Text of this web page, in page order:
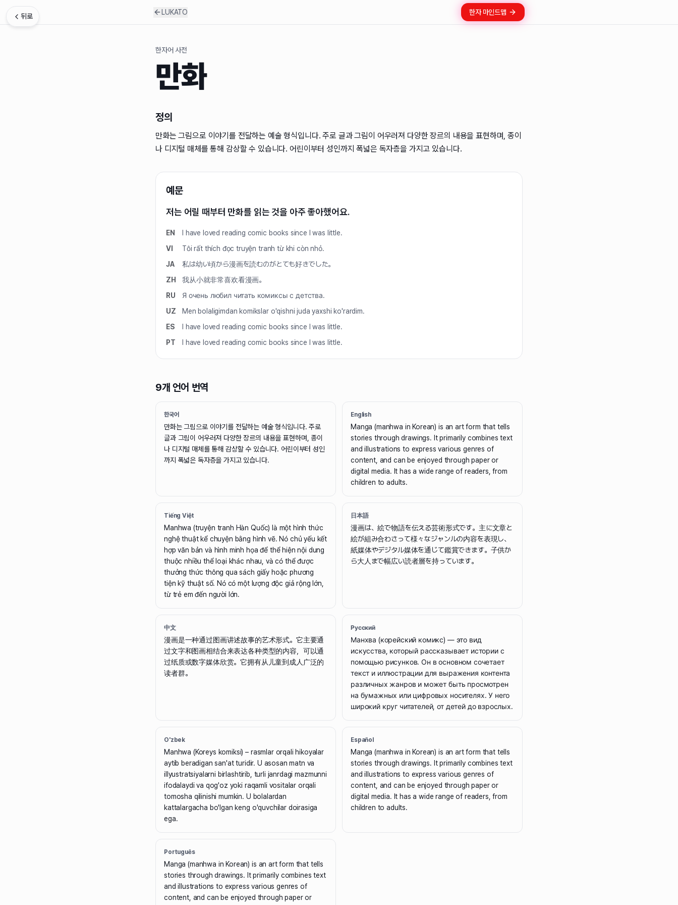
뒤로
LUKATO 한자 마인드맵
한자어 사전
만화
정의
만화는 그림으로 이야기를 전달하는 예술 형식입니다. 주로 글과 그림이 어우러져 다양한 장르의 내용을 표현하며, 종이
나 디지털 매체를 통해 감상할 수 있습니다. 어린이부터 성인까지 폭넓은 독자층을 가지고 있습니다.
예문
저는 어릴 때부터 만화를 읽는 것을 아주 좋아했어요.
EN
I have loved reading comic books since I was little.
VI
Tôi rất thích đọc truyện tranh từ khi còn nhỏ.
JA
私は幼い頃から漫画を読むのがとても好きでした。
ZH
我从小就非常喜欢看漫画。
RU
Я очень любил читать комиксы с детства.
UZ
Men bolaligimdan komikslar o'qishni juda yaxshi ko'rardim.
ES
I have loved reading comic books since I was little.
PT
I have loved reading comic books since I was little.
9개 언어 번역
한국어
만화는 그림으로 이야기를 전달하는 예술 형식입니다. 주로
글과 그림이 어우러져 다양한 장르의 내용을 표현하며, 종이
나 디지털 매체를 통해 감상할 수 있습니다. 어린이부터 성인
까지 폭넓은 독자층을 가지고 있습니다.
English
Manga (manhwa in Korean) is an art form that tells
stories through drawings. It primarily combines text
and illustrations to express various genres of
content, and can be enjoyed through paper or
digital media. It has a wide range of readers, from
children to adults.
Tiếng Việt
Manhwa (truyện tranh Hàn Quốc) là một hình thức
nghệ thuật kể chuyện bằng hình vẽ. Nó chủ yếu kết
hợp văn bản và hình minh họa để thể hiện nội dung
thuộc nhiều thể loại khác nhau, và có thể được
thưởng thức thông qua sách giấy hoặc phương
tiện kỹ thuật số. Nó có một lượng độc giả rộng lớn,
từ trẻ em đến người lớn.
日本語
漫画は、絵で物語を伝える芸術形式です。主に文章と
絵が組み合わさって様々なジャンルの内容を表現し、
紙媒体やデジタル媒体を通じて鑑賞できます。子供か
ら大人まで幅広い読者層を持っています。
中文
漫画是一种通过图画讲述故事的艺术形式。它主要通
过文字和图画相结合来表达各种类型的内容，可以通
过纸质或数字媒体欣赏。它拥有从儿童到成人广泛的
读者群。
Русский
Манхва (корейский комикс) — это вид
искусства, который рассказывает истории с
помощью рисунков. Он в основном сочетает
текст и иллюстрации для выражения контента
различных жанров и может быть просмотрен
на бумажных или цифровых носителях. У него
широкий круг читателей, от детей до взрослых.
O'zbek
Manhwa (Koreys komiksi) – rasmlar orqali hikoyalar
aytib beradigan san'at turidir. U asosan matn va
illyustratsiyalarni birlashtirib, turli janrdagi mazmunni
ifodalaydi va qog'oz yoki raqamli vositalar orqali
tomosha qilinishi mumkin. U bolalardan
kattalargacha bo'lgan keng o'quvchilar doirasiga
ega.
Español
Manga (manhwa in Korean) is an art form that tells
stories through drawings. It primarily combines text
and illustrations to express various genres of
content, and can be enjoyed through paper or
digital media. It has a wide range of readers, from
children to adults.
Português
Manga (manhwa in Korean) is an art form that tells
stories through drawings. It primarily combines text
and illustrations to express various genres of
content, and can be enjoyed through paper or